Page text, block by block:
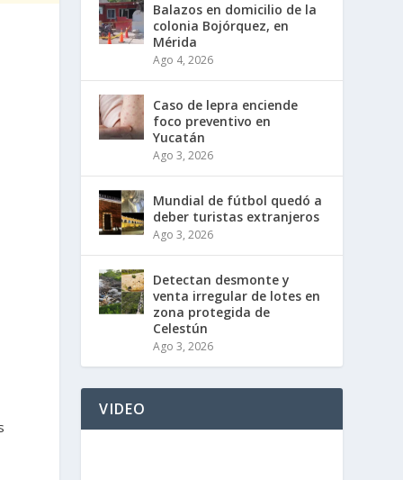
Balazos en domicilio de la
colonia Bojórquez, en
Mérida
Ago 4, 2026
Caso de lepra enciende
foco preventivo en
Yucatán
Ago 3, 2026
Mundial de fútbol quedó a
deber turistas extranjeros
Ago 3, 2026
Detectan desmonte y
venta irregular de lotes en
zona protegida de
Celestún
Ago 3, 2026
VIDEO